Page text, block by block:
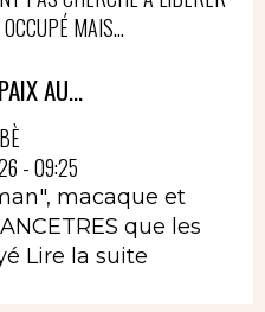
MAIS...
AU...
- 09:25
macaque et
que les
Lire la suite